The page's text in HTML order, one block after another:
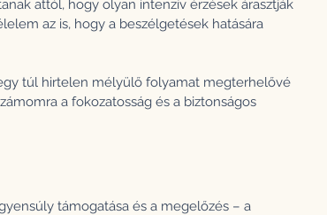
attól, hogy olyan intenzív érzések árasztják
az is, hogy a beszélgetések hatására
túl hirtelen mélyülő folyamat megterhelővé
a fokozatosság és a biztonságos
támogatása és a megelőzés – a